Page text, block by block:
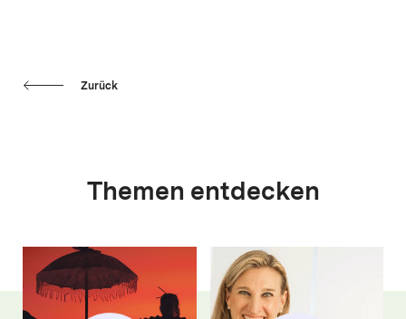
Zurück
Themen entdecken